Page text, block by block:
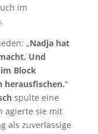
im
„Nadja hat
Und
Block
herausfischen.“
spulte eine
agierte sie mit
als zuverlässige